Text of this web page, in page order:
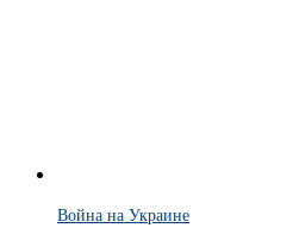
Война на Украине